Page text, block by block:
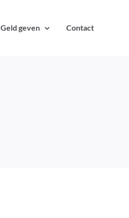
Geld geven Contact